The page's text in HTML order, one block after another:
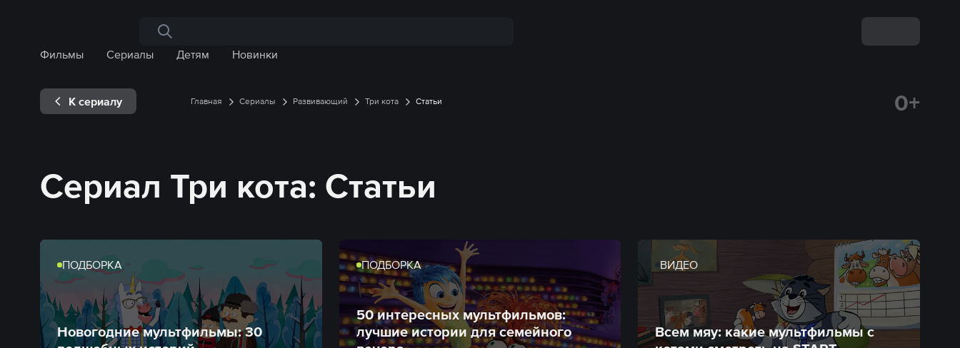
Поиск по сайту
Фильмы
Сериалы Детям Новинки
К сериалу Главная Сериалы Развивающий Три кота Статьи 0+
Сериал Три кота: Статьи
ПОДБОРКА
Новогодние мультфильмы: 30
ПОДБОРКА
50 интересных мультфильмов:
лучшие истории для семейного
ВИДЕО
Всем мяу: какие мультфильмы с